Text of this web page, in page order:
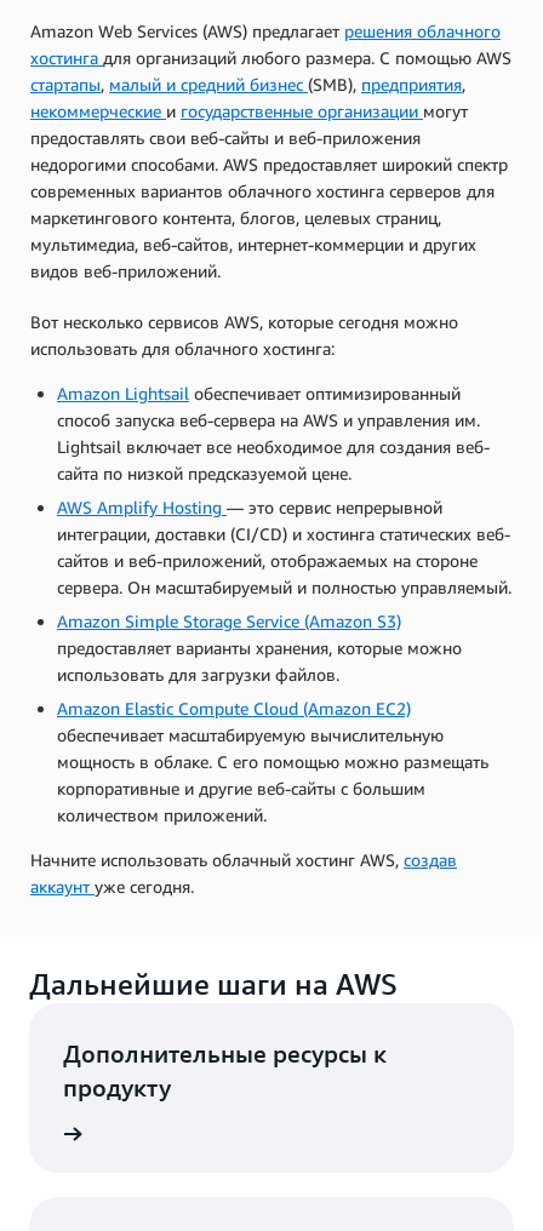
Amazon Web Services (AWS) предлагает решения облачного
хостинга для организаций любого размера. С помощью AWS
стартапы, малый и средний бизнес (SMB), предприятия,
некоммерческие и государственные организации могут
предоставлять свои веб-сайты и веб-приложения
недорогими способами. AWS предоставляет широкий спектр
современных вариантов облачного хостинга серверов для
маркетингового контента, блогов, целевых страниц,
мультимедиа, веб-сайтов, интернет-коммерции и других
видов веб-приложений.
Вот несколько сервисов AWS, которые сегодня можно
использовать для облачного хостинга:
Amazon Lightsail обеспечивает оптимизированный
способ запуска веб-сервера на AWS и управления им.
Lightsail включает все необходимое для создания веб-
сайта по низкой предсказуемой цене.
AWS Amplify Hosting — это сервис непрерывной
интеграции, доставки (CI/CD) и хостинга статических веб-
сайтов и веб-приложений, отображаемых на стороне
сервера. Он масштабируемый и полностью управляемый.
Amazon Simple Storage Service (Amazon S3)
предоставляет варианты хранения, которые можно
использовать для загрузки файлов.
Amazon Elastic Compute Cloud (Amazon EC2)
обеспечивает масштабируемую вычислительную
мощность в облаке. С его помощью можно размещать
корпоративные и другие веб-сайты с большим
количеством приложений.
Начните использовать облачный хостинг AWS, создав
аккаунтуже сегодня.
Дальнейшие шаги на AWS
Дополнительные ресурсы к
продукту